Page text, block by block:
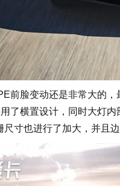
脸变动还是非常大的，
了横置设计，同时大灯
尺寸也进行了加大，并且